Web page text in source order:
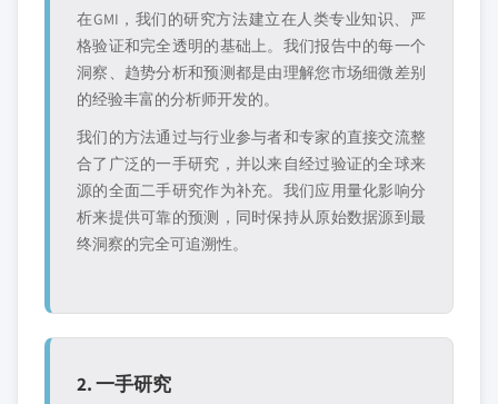
在GMI，我们的研究方法建立在人类专业知识、严
格验证和完全透明的基础上。我们报告中的每一个
洞察、趋势分析和预测都是由理解您市场细微差别
的经验丰富的分析师开发的。
我们的方法通过与行业参与者和专家的直接交流整
合了广泛的一手研究，并以来自经过验证的全球来
源的全面二手研究作为补充。我们应用量化影响分
析来提供可靠的预测，同时保持从原始数据源到最
终洞察的完全可追溯性。
2. 一手研究